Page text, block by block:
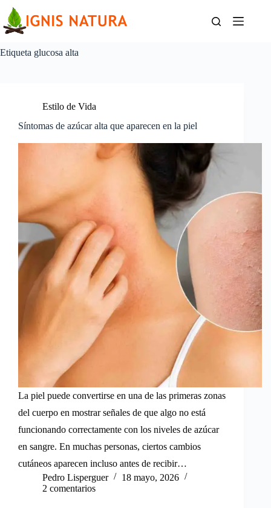
contenido
Etiqueta glucosa alta
Estilo de Vida
Síntomas de azúcar alta que aparecen en la piel
La piel puede convertirse en una de las primeras zonas
del cuerpo en mostrar señales de que algo no está
funcionando correctamente con los niveles de azúcar
en sangre. En muchas personas, ciertos cambios
cutáneos aparecen incluso antes de recibir…
Pedro Lisperguer
18 mayo, 2026
2 comentarios